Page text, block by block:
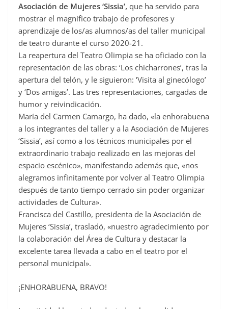
k
Asociación de Mujeres ‘Sissia’, que ha servido para
mostrar el magnífico trabajo de profesores y
aprendizaje de los/as alumnos/as del taller municipal
de teatro durante el curso 2020-21.
La reapertura del Teatro Olimpia se ha oficiado con la
representación de las obras: ‘Los chicharrones’, tras la
apertura del telón, y le siguieron: ‘Visita al ginecólogo’
y ‘Dos amigas’. Las tres representaciones, cargadas de
humor y reivindicación.
María del Carmen Camargo, ha dado, «la enhorabuena
a los integrantes del taller y a la Asociación de Mujeres
‘Sissia’, así como a los técnicos municipales por el
extraordinario trabajo realizado en las mejoras del
espacio escénico», manifestando además que, «nos
alegramos infinitamente por volver al Teatro Olimpia
después de tanto tiempo cerrado sin poder organizar
actividades de Cultura».
Francisca del Castillo, presidenta de la Asociación de
Mujeres ‘Sissia’, trasladó, «nuestro agradecimiento por
la colaboración del Área de Cultura y destacar la
excelente tarea llevada a cabo en el teatro por el
personal municipal».
¡ENHORABUENA, BRAVO!